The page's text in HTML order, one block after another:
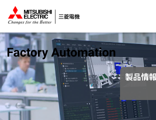
製品情